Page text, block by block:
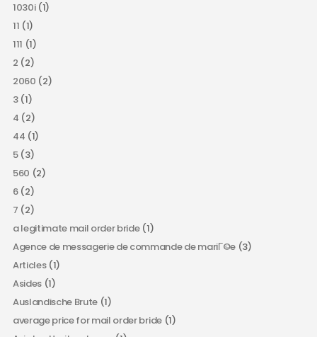
1030i(1)
11 (1)
111 (1)
2 (2)
2060 (2)
3(1)
4 (2)
44 (1)
5(3)
560 (2)
6(2)
7 (2)
a legitimate mail order bride(1)
Agence de messagerie de commande de mariГ©e(3)
Articles(1)
Asides(1)
Auslandische Brute (1)
average price for mail order bride(1)